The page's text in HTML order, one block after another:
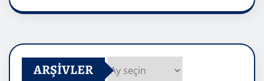
ARŞIVLER